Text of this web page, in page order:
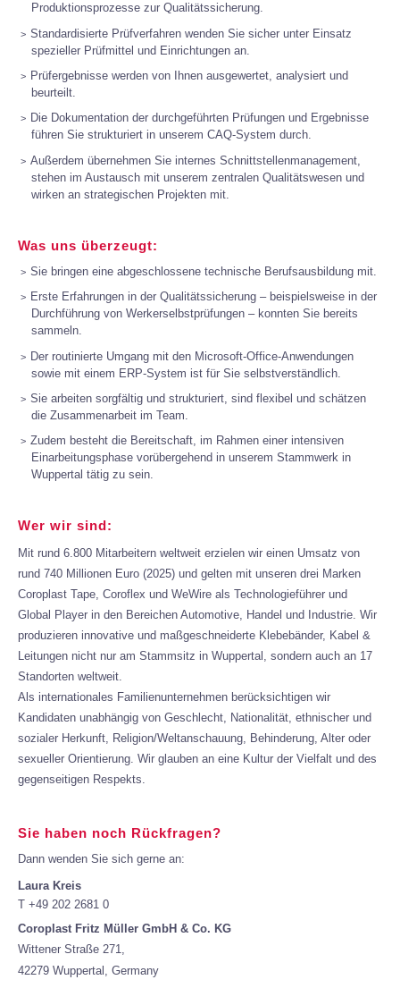
Produktionsprozesse zur Qualitätssicherung.
Standardisierte Prüfverfahren wenden Sie sicher unter Einsatz
spezieller Prüfmittel und Einrichtungen an.
Prüfergebnisse werden von Ihnen ausgewertet, analysiert und
beurteilt.
Die Dokumentation der durchgeführten Prüfungen und Ergebnisse
führen Sie strukturiert in unserem CAQ-System durch.
Außerdem übernehmen Sie internes Schnittstellenmanagement,
stehen im Austausch mit unserem zentralen Qualitätswesen und
wirken an strategischen Projekten mit.
Was uns überzeugt:
Sie bringen eine abgeschlossene technische Berufsausbildung mit.
Erste Erfahrungen in der Qualitätssicherung – beispielsweise in der
Durchführung von Werkerselbstprüfungen – konnten Sie bereits
sammeln.
Der routinierte Umgang mit den Microsoft-Office-Anwendungen
sowie mit einem ERP-System ist für Sie selbstverständlich.
Sie arbeiten sorgfältig und strukturiert, sind flexibel und schätzen
die Zusammenarbeit im Team.
Zudem besteht die Bereitschaft, im Rahmen einer intensiven
Einarbeitungsphase vorübergehend in unserem Stammwerk in
Wuppertal tätig zu sein.
Wer wir sind:
Mit rund 6.800 Mitarbeitern weltweit erzielen wir einen Umsatz von
rund 740 Millionen Euro (2025) und gelten mit unseren drei Marken
Coroplast Tape, Coroflex und WeWire als Technologieführer und
Global Player in den Bereichen Automotive, Handel und Industrie. Wir
produzieren innovative und maßgeschneiderte Klebebänder, Kabel &
Leitungen nicht nur am Stammsitz in Wuppertal, sondern auch an 17
Standorten weltweit.
Als internationales Familienunternehmen berücksichtigen wir
Kandidaten unabhängig von Geschlecht, Nationalität, ethnischer und
sozialer Herkunft, Religion/Weltanschauung, Behinderung, Alter oder
sexueller Orientierung. Wir glauben an eine Kultur der Vielfalt und des
gegenseitigen Respekts.
Sie haben noch Rückfragen?
Dann wenden Sie sich gerne an:
Laura Kreis
T +49 202 2681 0
Coroplast Fritz Müller GmbH & Co. KG
Wittener Straße 271,
42279 Wuppertal, Germany